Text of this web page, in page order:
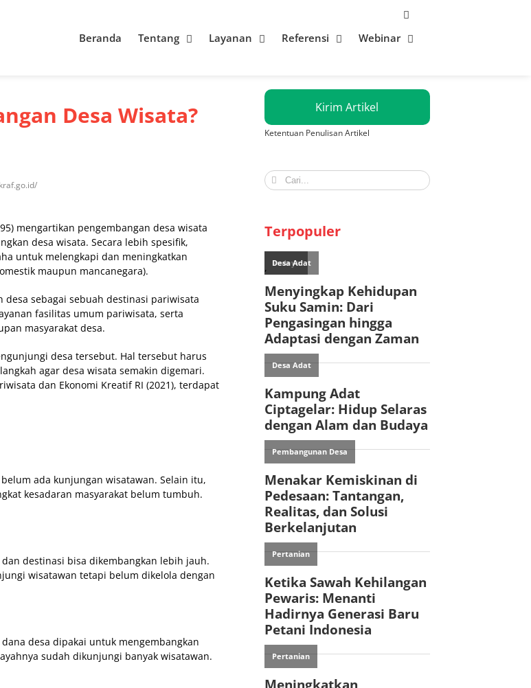
Beranda Tentang Layanan Referensi Webinar
Desa Wisata?
mengartikan pengembangan desa wisata
desa wisata. Secara lebih spesifik,
untuk melengkapi dan meningkatkan
maupun mancanegara).
sebagai sebuah destinasi pariwisata
fasilitas umum pariwisata, serta
masyarakat desa.
desa tersebut. Hal tersebut harus
agar desa wisata semakin digemari.
dan Ekonomi Kreatif RI (2021), terdapat
ada kunjungan wisatawan. Selain itu,
kesadaran masyarakat belum tumbuh.
destinasi bisa dikembangkan lebih jauh.
wisatawan tetapi belum dikelola dengan
desa dipakai untuk mengembangkan
sudah dikunjungi banyak wisatawan.
Kirim Artikel
Ketentuan Penulisan Artikel
Search
for:
Terpopuler